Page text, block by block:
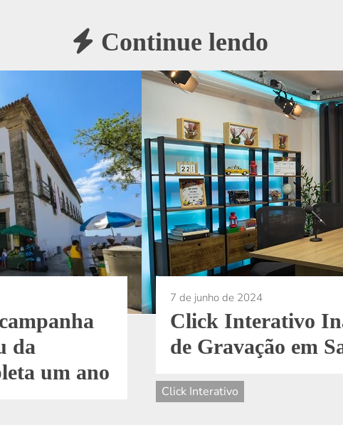
Continue lendo
da
um ano
7 de junho de 2024
Click Interativo
de Gravação em
Click Interativo